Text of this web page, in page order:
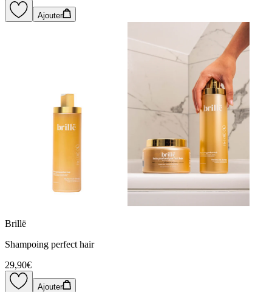
Ajouter
Brillë
Shampoing perfect hair
29,90€
Ajouter